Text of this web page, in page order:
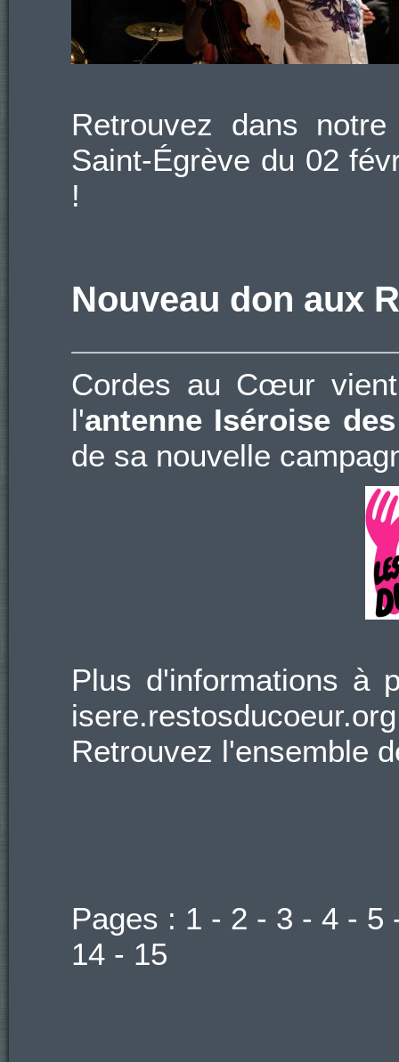
Retrouvez dans
Saint-Égrève du 02
!
Nouveau don aux
Cordes au Cœur
l'antenne Iséroise
de sa nouvelle
Plus d'informations à
isere.restosducoeur.org
Retrouvez l'ensemble
Pages : 1 - 2 - 3 - 4 - 5
14 - 15